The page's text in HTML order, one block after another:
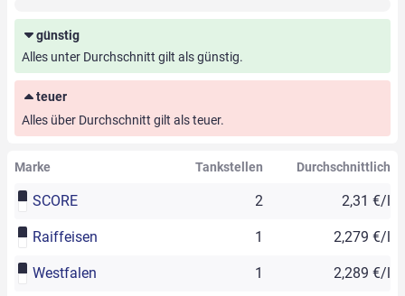
günstig
Alles unter Durchschnitt gilt als günstig.
teuer
Alles über Durchschnitt gilt als teuer.
Marke Tankstellen Durchschnittlich
SCORE 2 2,31 €/l
Raiffeisen 1 2,279 €/l
Westfalen 1 2,289 €/l